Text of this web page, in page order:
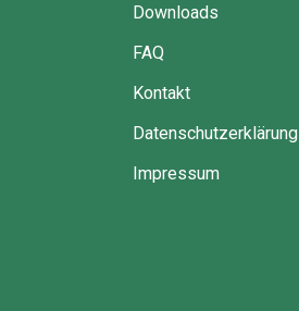
Downloads
FAQ
Kontakt
Datenschutzerklärung
Impressum